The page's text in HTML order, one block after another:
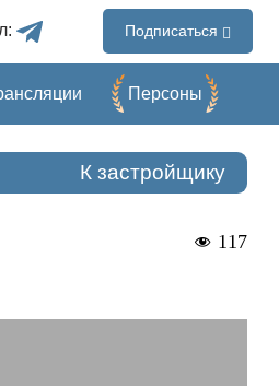
Подписаться
Перcоны
К застройщику
117